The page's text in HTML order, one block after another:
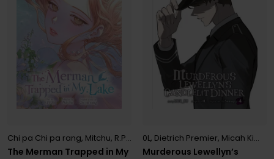
The Merman Trapped in My
Chi pa Chi pa rang, Mitchu, R.PPOBI
Murderous Lewellyn’s
0L, Dietrich Premier, Micah Kim